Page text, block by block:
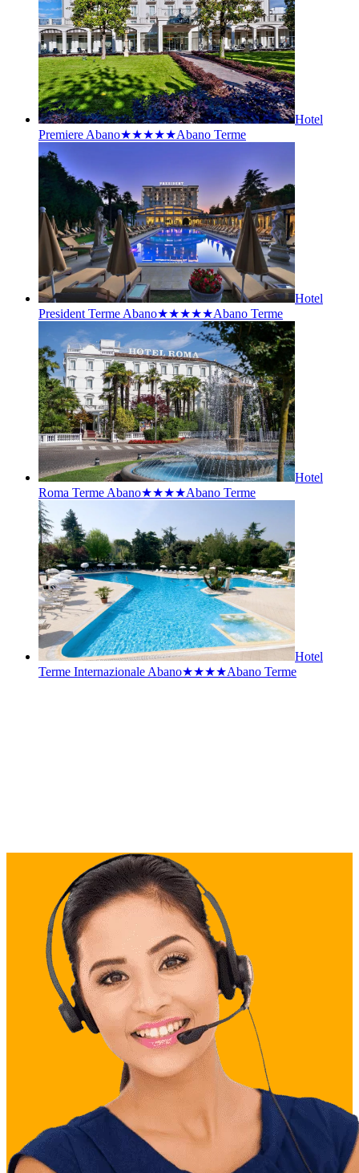
Hotel
Premiere Abano★★★★★Abano Terme
Hotel
President Terme Abano★★★★★Abano Terme
Hotel
Roma Terme Abano★★★★Abano Terme
Hotel
Terme Internazionale Abano★★★★Abano Terme